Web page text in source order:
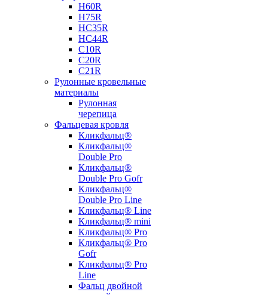
Н60R
Н75R
НС35R
НС44R
С10R
С20R
С21R
Рулонные кровельные
материалы
Рулонная
черепица
Фальцевая кровля
Кликфальц®
Кликфальц®
Double Pro
Кликфальц®
Double Pro Gofr
Кликфальц®
Double Pro Line
Кликфальц® Line
Кликфальц® mini
Кликфальц® Pro
Кликфальц® Pro
Gofr
Кликфальц® Pro
Line
Фальц двойной